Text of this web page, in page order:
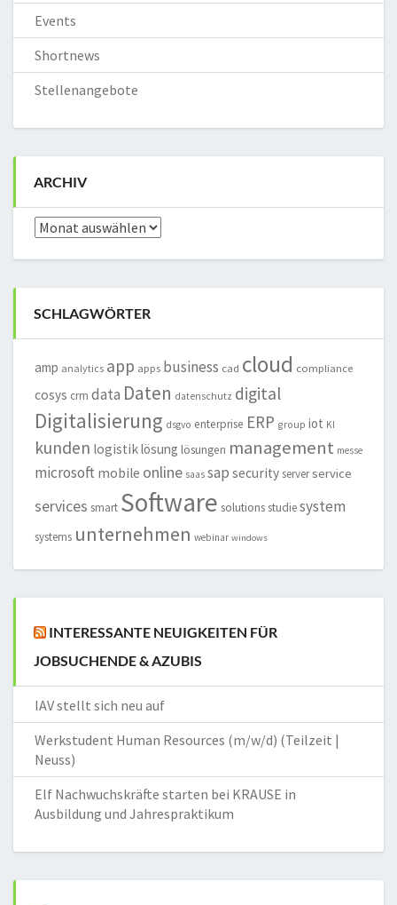
Events
Shortnews
Stellenangebote
ARCHIV
Archiv
SCHLAGWÖRTER
amp analytics app apps business cad cloud compliance
cosys crm data Daten datenschutz digital
Digitalisierung dsgvo enterprise ERP group iot KI
kunden logistiklösung lösungen management messe
microsoft mobile online saas sap security serverservice
services smart Software solutions studiesystem
systems unternehmen webinar windows
INTERESSANTE NEUIGKEITEN FÜR
JOBSUCHENDE & AZUBIS
IAV stellt sich neu auf
Werkstudent Human Resources (m/w/d) (Teilzeit |
Neuss)
Elf Nachwuchskräfte starten bei KRAUSE in
Ausbildung und Jahrespraktikum